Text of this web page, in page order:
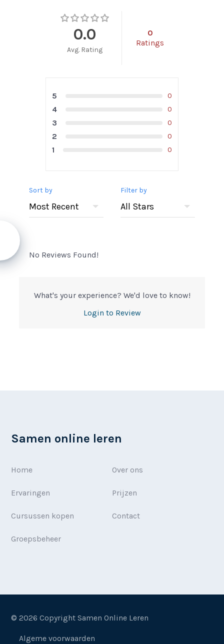
0.0
Avg. Rating
0
Ratings
5 0
4 0
3 0
2 0
1 0
Sort by Filter by
No Reviews Found!
What's your experience? We'd love to know!
Login to Review
Samen online leren
Home Over ons
Ervaringen Prijzen
Cursussen kopen Contact
Groepsbeheer
© 2026 Copyright Samen Online Leren
Algeme voorwaarden